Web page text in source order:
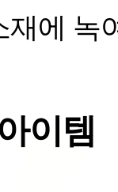
재에 녹
이템